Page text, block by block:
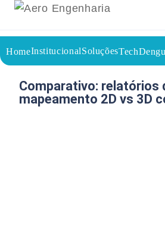
HomeInstitucionalSoluções
Voltar a página inicial do blog
Comparativo: relatórios
mapeamento 2D vs 3D